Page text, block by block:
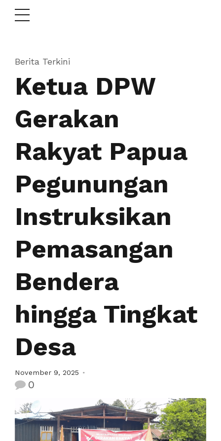
Berita Terkini
Ketua DPW
Gerakan
Rakyat Papua
Pegunungan
Instruksikan
Pemasangan
Bendera
hingga Tingkat
Desa
November 9, 2025
0